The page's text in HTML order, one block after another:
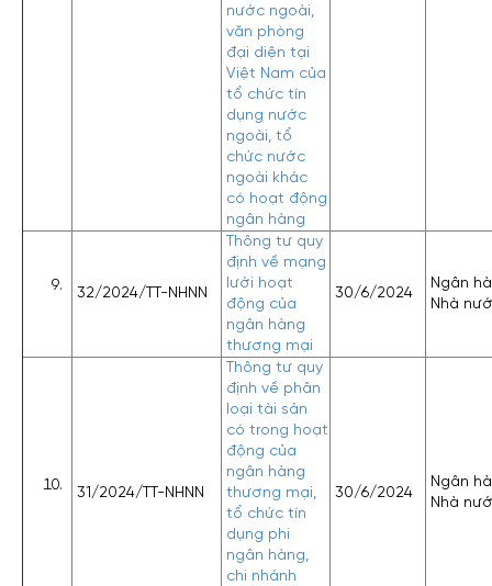
nước ngoài,
văn phòng
đại diện tại
Việt Nam của
tổ chức tín
dụng nước
ngoài, tổ
chức nước
ngoài khác
có hoạt động
ngân hàng
32/2024/TT-NHNN
Thông tư quy
định về mạng
lưới hoạt
động của
ngân hàng
thương mại
30/6/2024
Ngân
Nhà
31/2024/TT-NHNN
Thông tư quy
định về phân
loại tài sản
có trong hoạt
động của
ngân hàng
thương mại,
tổ chức tín
dụng phi
ngân hàng,
chi nhánh
30/6/2024
Ngân
Nhà